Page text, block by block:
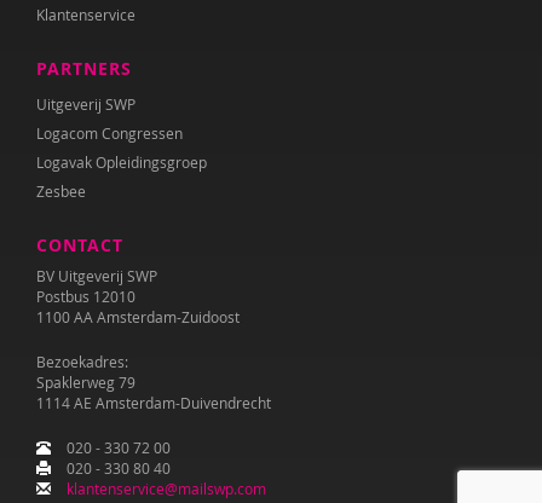
Klantenservice
PARTNERS
Uitgeverij SWP
Logacom Congressen
Logavak Opleidingsgroep
Zesbee
CONTACT
BV Uitgeverij SWP
Postbus 12010
1100 AA Amsterdam-Zuidoost
Bezoekadres:
Spaklerweg 79
1114 AE Amsterdam-Duivendrecht
020 - 330 72 00
020 - 330 80 40
klantenservice@mailswp.com